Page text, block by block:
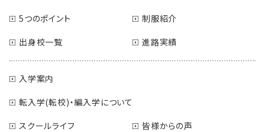
5つのポイント
制服紹介
出身校一覧
進路実績
入学案内
転入学(転校)・編入学について
スクールライフ
皆様からの声